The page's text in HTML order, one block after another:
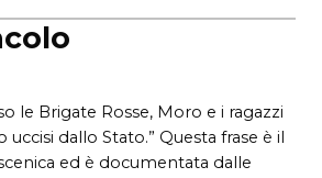
le Brigate Rosse, Moro e i ragazzi
dallo Stato.” Questa frase è il
ed è documentata dalle